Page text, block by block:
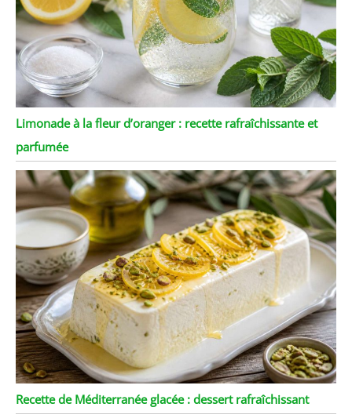
Limonade à la fleur d’oranger : recette rafraîchissante et
parfumée
Recette de Méditerranée glacée : dessert rafraîchissant